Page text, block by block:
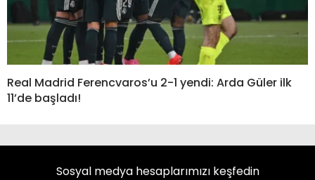
Real Madrid Ferencvaros’u 2-1 yendi: Arda Güler ilk
11’de başladı!
Sosyal medya hesaplarımızı keşfedin